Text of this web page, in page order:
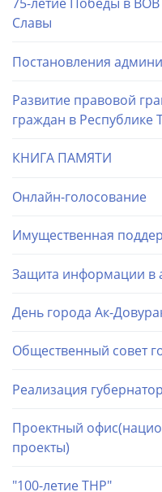
Славы
Постановления
Развитие правовой
граждан в Республике
КНИГА ПАМЯТИ
Онлайн-голосование
Имущественная
Защита информации в
День города Ак-
Общественный совет
Реализация
Проектный
проекты)
"100-летие ТНР"